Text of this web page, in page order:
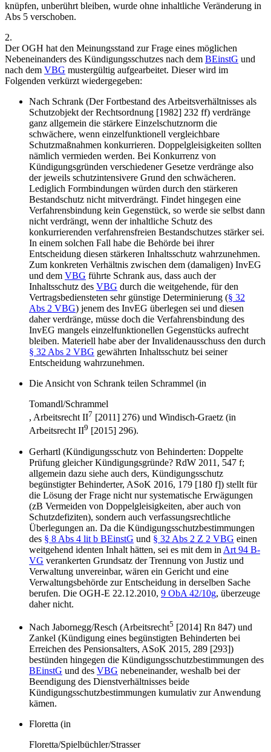
knüpfen, unberührt bleiben, wurde ohne inhaltliche Veränderung in
Abs 5 verschoben.
2.
Der OGH hat den Meinungsstand zur Frage eines möglichen
Nebeneinanders des Kündigungsschutzes nach dem BEinstG und
nach dem VBG mustergültig aufgearbeitet. Dieser wird im
Folgenden verkürzt wiedergegeben:
Nach Schrank (Der Fortbestand des Arbeitsverhältnisses als
Schutzobjekt der Rechtsordnung [1982] 232 ff) verdränge
ganz allgemein die stärkere Einzelschutznorm die
schwächere, wenn einzelfunktionell vergleichbare
Schutzmaßnahmen konkurrieren. Doppelgleisigkeiten sollten
nämlich vermieden werden. Bei Konkurrenz von
Kündigungsgründen verschiedener Gesetze verdränge also
der jeweils schutzintensivere Grund den schwächeren.
Lediglich Formbindungen würden durch den stärkeren
Bestandschutz nicht mitverdrängt. Findet hingegen eine
Verfahrensbindung kein Gegenstück, so werde sie selbst dann
nicht verdrängt, wenn der inhaltliche Schutz des
konkurrierenden verfahrensfreien Bestandschutzes stärker sei.
In einem solchen Fall habe die Behörde bei ihrer
Entscheidung diesen stärkeren Inhaltsschutz wahrzunehmen.
Zum konkreten Verhältnis zwischen dem (damaligen) InvEG
und dem VBG führte Schrank aus, dass auch der
Inhaltsschutz des VBG durch die weitgehende, für den
Vertragsbediensteten sehr günstige Determinierung (§ 32
Abs 2 VBG) jenem des InvEG überlegen sei und diesen
daher verdränge, müsse doch die Verfahrensbindung des
InvEG mangels einzelfunktionellen Gegenstücks aufrecht
bleiben. Materiell habe aber der Invalidenausschuss den durch
§ 32 Abs 2 VBG gewährten Inhaltsschutz bei seiner
Entscheidung wahrzunehmen.
Die Ansicht von Schrank teilen Schrammel (in
Tomandl/Schrammel
, Arbeitsrecht II7 [2011] 276) und Windisch-Graetz (in
Arbeitsrecht II9 [2015] 296).
Gerhartl (Kündigungsschutz von Behinderten: Doppelte
Prüfung gleicher Kündigungsgründe? RdW 2011, 547 f;
allgemein dazu siehe auch ders, Kündigungsschutz
begünstigter Behinderter, ASoK 2016, 179 [180 f]) stellt für
die Lösung der Frage nicht nur systematische Erwägungen
(zB Vermeiden von Doppelgleisigkeiten, aber auch von
Schutzdefiziten), sondern auch verfassungsrechtliche
Überlegungen an. Da die Kündigungsschutzbestimmungen
des § 8 Abs 4 lit b BEinstG und § 32 Abs 2 Z 2 VBG einen
weitgehend identen Inhalt hätten, sei es mit dem in Art 94 B-
VG verankerten Grundsatz der Trennung von Justiz und
Verwaltung unvereinbar, wären ein Gericht und eine
Verwaltungsbehörde zur Entscheidung in derselben Sache
berufen. Die OGH-E 22.12.2010, 9 ObA 42/10g, überzeuge
daher nicht.
Nach Jabornegg/Resch (Arbeitsrecht5 [2014] Rn 847) und
Zankel (Kündigung eines begünstigten Behinderten bei
Erreichen des Pensionsalters, ASoK 2015, 289 [293])
bestünden hingegen die Kündigungsschutzbestimmungen des
BEinstG und des VBG nebeneinander, weshalb bei der
Beendigung des Dienstverhältnisses beide
Kündigungsschutzbestimmungen kumulativ zur Anwendung
kämen.
Floretta (in
Floretta/Spielbüchler/Strasser